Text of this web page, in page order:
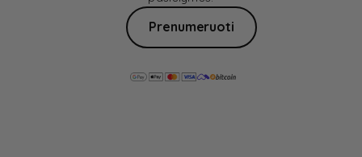
Prenumeruoti